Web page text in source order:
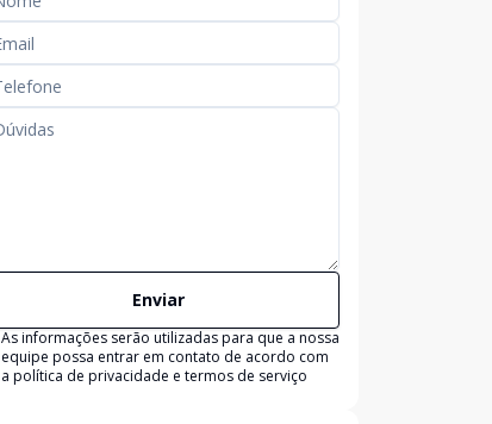
Enviar
As informações serão utilizadas para que a nossa
equipe possa entrar em contato de acordo com
a política de privacidade e termos de serviço